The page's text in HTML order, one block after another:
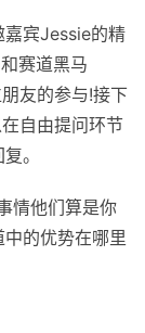
嘉宾Jessie的精
赛道黑马
友的参与!接下
自由提问环节
。
情他们算是你
的优势在哪里